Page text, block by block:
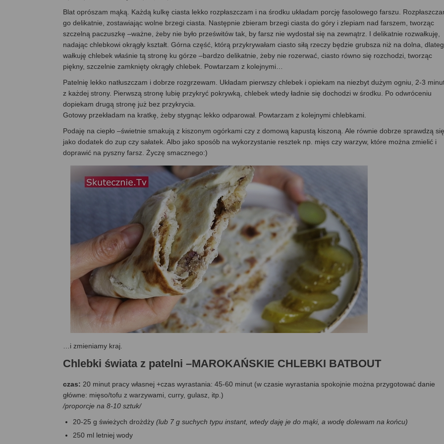
Blat oprószam mąką. Każdą kulkę ciasta lekko rozpłaszczam i na środku układam porcję fasolowego farszu.
go delikatnie, zostawiając wolne brzegi ciasta. Następnie zbieram brzegi ciasta do góry i zlepiam nad farszem, tworząc
szczelną paczuszkę –ważne, żeby nie było prześwitów tak, by farsz nie wydostał się na zewnątrz. I delikatnie rozwałkuję,
nadając chlebkowi okrągły kształt. Górna część, którą przykrywałam ciasto siłą rzeczy będzie grubsza niż na dolna,
wałkuję chlebek właśnie tą stronę ku górze –bardzo delikatnie, żeby nie rozerwać, ciasto równo się rozchodzi, tworząc
piękny, szczelnie zamknięty okrągły chlebek. Powtarzam z kolejnymi…
Patelnię lekko natłuszczam i dobrze rozgrzewam. Układam pierwszy chlebek i opiekam na niezbyt dużym ogniu, 2-3
z każdej strony. Pierwszą stronę lubię przykryć pokrywką, chlebek wtedy ładnie się dochodzi w środku. Po odwróceniu
dopiekam drugą stronę już bez przykrycia.
Gotowy przekładam na kratkę, żeby stygnąc lekko odparował. Powtarzam z kolejnymi chlebkami.
Podaję na ciepło –świetnie smakują z kiszonym ogórkami czy z domową kapustą kiszoną. Ale równie dobrze sprawdzą się
jako dodatek do zup czy sałatek. Albo jako sposób na wykorzystanie resztek np. mięs czy warzyw, które można zmielić i
doprawić na pyszny farsz. Życzę smacznego:)
…i zmieniamy kraj.
Chlebki świata z patelni –MAROKAŃSKIE CHLEBKI BATBOUT
czas: 20 minut pracy własnej +czas wyrastania: 45-60 minut (w czasie wyrastania spokojnie można przygotować danie
główne: mięso/tofu z warzywami, curry, gulasz, itp.)
/proporcje na 8-10 sztuk/
20-25 g świeżych drożdży (lub 7 g suchych typu instant, wtedy daję je do mąki, a wodę dolewam na końcu)
250 ml letniej wody